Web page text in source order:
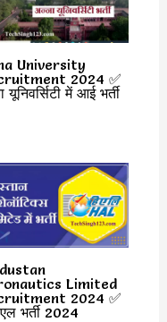
University
2024 ✅
यूनिवर्सिटी में आई भर्ती
Limited
2024 ✅
भर्ती 2024